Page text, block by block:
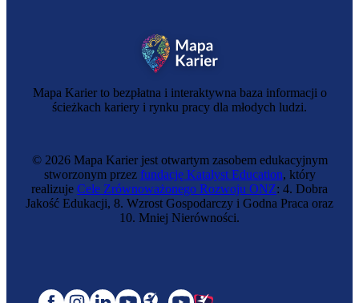
Mapa Karier to bezpłatna i interaktywna baza informacji o
ścieżkach kariery i rynku pracy dla młodych ludzi.
© 2026 Mapa Karier jest otwartym zasobem edukacyjnym
stworzonym przez fundację Katalyst Education, który
realizuje Cele Zrównoważonego Rozwoju ONZ: 4. Dobra
Jakość Edukacji, 8. Wzrost Gospodarczy i Godna Praca oraz
10. Mniej Nierówności.